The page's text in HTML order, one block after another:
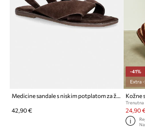
Medicine sandale s niskim potplatom za žene od brušene kože
42,90 €
-41%
Extra
Kožne
Trenutna
24,90